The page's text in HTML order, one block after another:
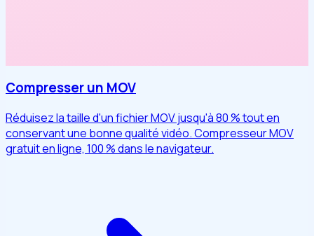
Compresser un MOV
Réduisez la taille d'un fichier MOV jusqu'à 80 % tout en
conservant une bonne qualité vidéo. Compresseur MOV
gratuit en ligne, 100 % dans le navigateur.